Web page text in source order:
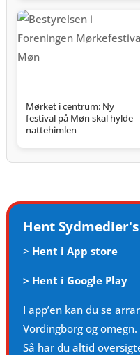
Mørket i centrum: Ny
festival på Møn skal hylde
nattehimlen
Hent
> Hent i App store
> Hent i Google Play
I app’en kan du se
Vordingborg og omegn.
Så har du altid